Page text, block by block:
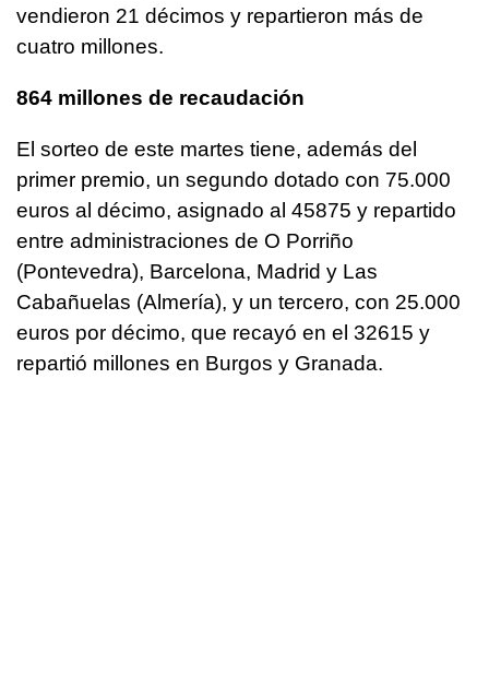
vendieron 21 décimos y repartieron más de
cuatro millones.
864 millones de recaudación
El sorteo de este martes tiene, además del
primer premio, un segundo dotado con 75.000
euros al décimo, asignado al 45875 y repartido
entre administraciones de O Porriño
(Pontevedra), Barcelona, Madrid y Las
Cabañuelas (Almería), y un tercero, con 25.000
euros por décimo, que recayó en el 32615 y
repartió millones en Burgos y Granada.